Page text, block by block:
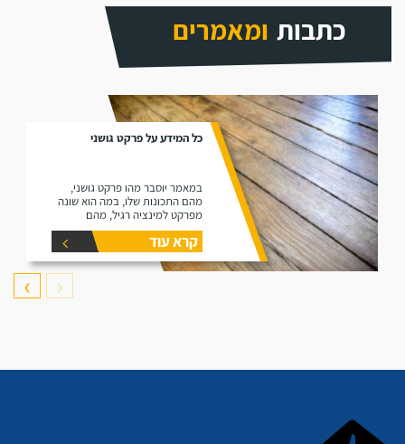
כתבות ומאמרים
כל המידע על פרקט גושני
במאמר יוסבר מהו פרקט גושני,
מהם התכונות שלו, במה הוא שונה
מפרקט למינציה רגיל, מהם
היתרונות שלו ומהם החסרונות שלו.
קרא עוד
❮
❯